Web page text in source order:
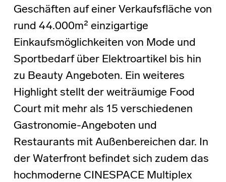
Geschäften auf einer Verkaufsfläche von
rund 44.000m² einzigartige
Einkaufsmöglichkeiten von Mode und
Sportbedarf über Elektroartikel bis hin
zu Beauty Angeboten. Ein weiteres
Highlight stellt der weiträumige Food
Court mit mehr als 15 verschiedenen
Gastronomie-Angeboten und
Restaurants mit Außenbereichen dar. In
der Waterfront befindet sich zudem das
hochmoderne CINESPACE Multiplex